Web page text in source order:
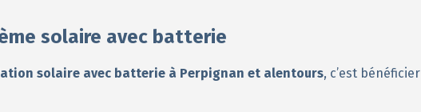
solaire avec batterie
solaire avec batterie à Perpignan et alentours, c’est bénéficier